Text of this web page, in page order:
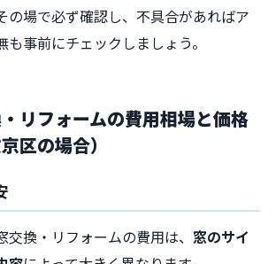
の場で必ず確認し、不具合があればア
も事前にチェックしましょう。
リフォームの費用相場と価格
区の場合）
換・リフォームの費用は、 窓のサイ